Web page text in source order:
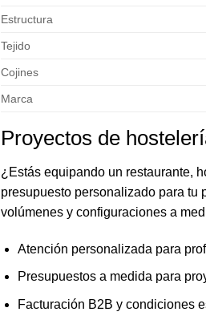
Estructura
Tejido
Cojines
Marca
Proyectos de
¿Estás equipando un restaurante,
presupuesto personalizado para tu
volúmenes y configuraciones a
Atención personalizada para
Presupuestos a medida para
Facturación B2B y condiciones